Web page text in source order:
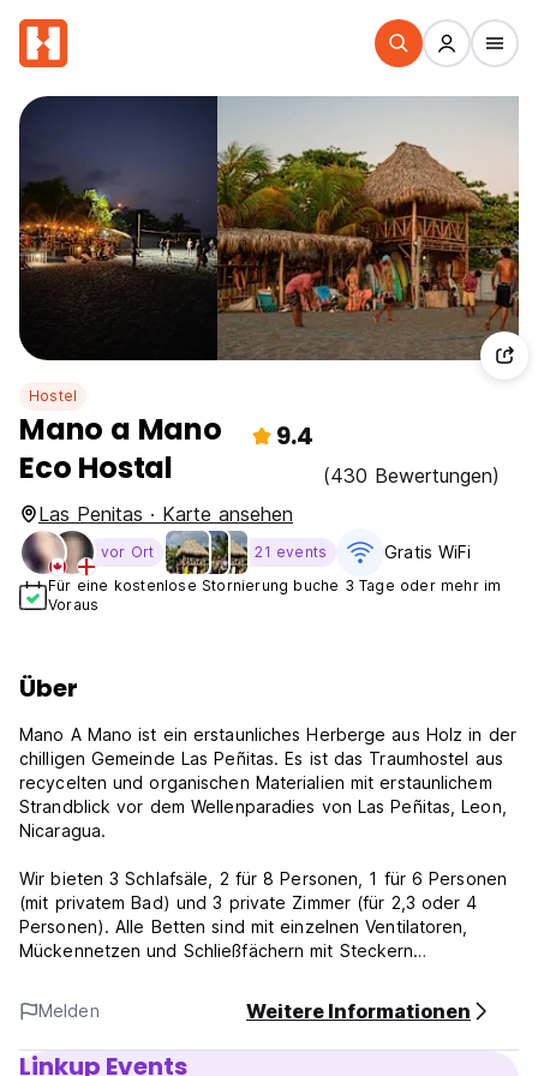
Hostel
Mano a Mano
Eco Hostal
9.4
(430 Bewertungen)
Las Penitas · Karte ansehen
vor Ort 21 events Gratis WiFi
Für eine kostenlose Stornierung buche 3 Tage oder mehr im
Voraus
Über
Mano A Mano ist ein erstaunliches Herberge aus Holz in der
chilligen Gemeinde Las Peñitas. Es ist das Traumhostel aus
recycelten und organischen Materialien mit erstaunlichem
Strandblick vor dem Wellenparadies von Las Peñitas, Leon,
Nicaragua.
Wir bieten 3 Schlafsäle, 2 für 8 Personen, 1 für 6 Personen
(mit privatem Bad) und 3 private Zimmer (für 2,3 oder 4
Personen). Alle Betten sind mit einzelnen Ventilatoren,
Mückennetzen und Schließfächern mit Steckern
wir eine offene Küche und einen Kühlschrank, Hängematten
nach dem Surfen und eine Bar vor Ort, um großartige
Cocktails zu genießen.
Melden Weitere Informationen
Linkup Events